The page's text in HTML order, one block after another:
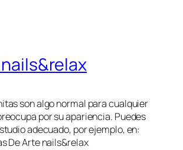
son algo normal para cualquier
por su apariencia. Puedes
adecuado, por ejemplo, en:
De Arte nails&relax